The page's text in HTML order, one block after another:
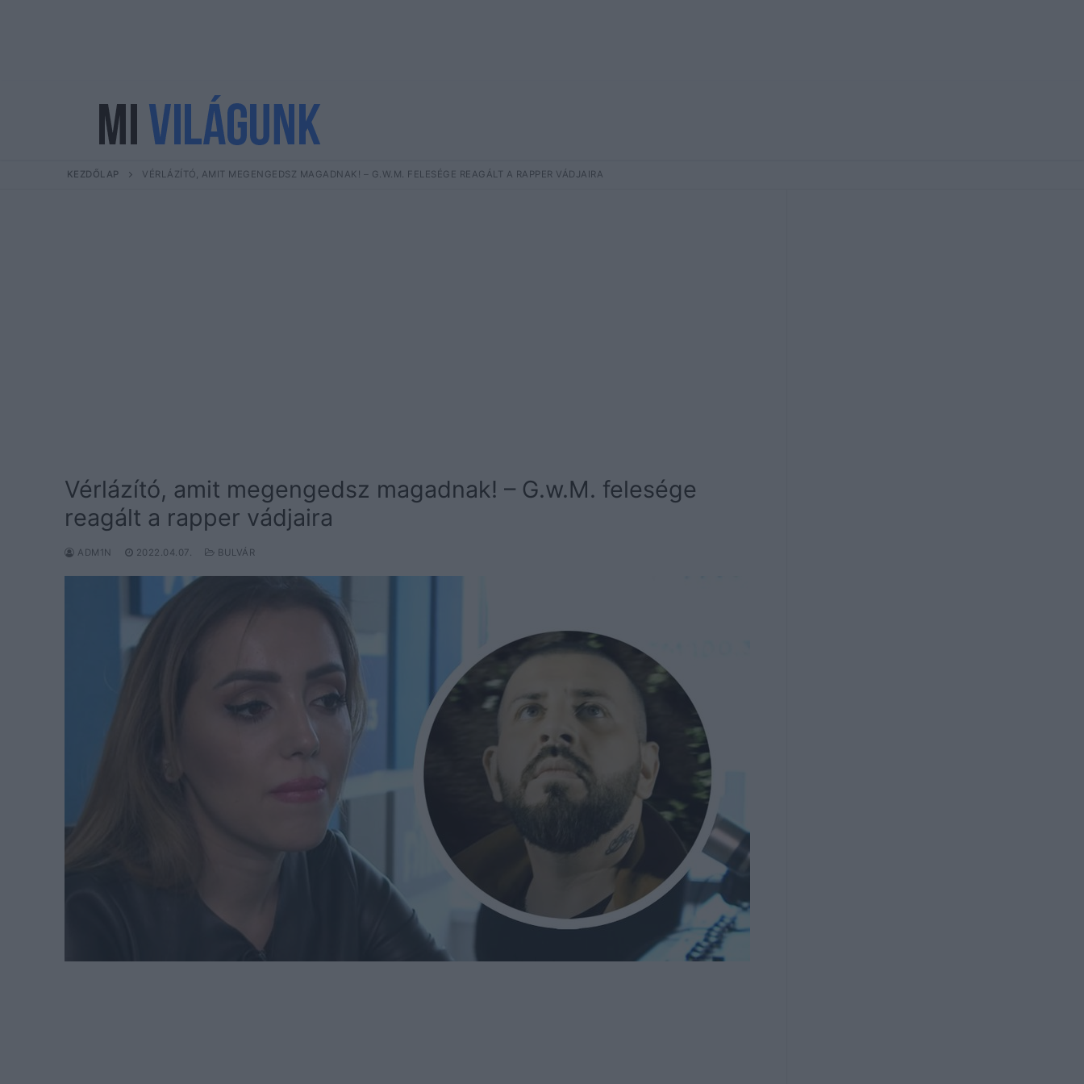
KEZDŐLAP VÉRLÁZÍTÓ, AMIT MEGENGEDSZ MAGADNAK! – G.W.M. FELESÉGE REAGÁLT A RAPPER VÁDJAIRA
Vérlázító, amit megengedsz magadnak! – G.w.M. felesége
reagált a rapper vádjaira
ADM1N 2022.04.07. BULVÁR